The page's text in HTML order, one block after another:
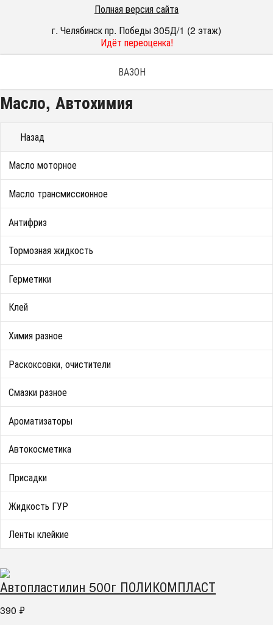
Полная версия сайта
г. Челябинск пр. Победы 305Д/1 (2 этаж)
Идёт переоценка!
ВАЗОН
Масло, Автохимия
Назад
Масло моторное
Масло трансмиссионное
Антифриз
Тормозная жидкость
Герметики
Клей
Химия разное
Раскоксовки, очистители
Смазки разное
Ароматизаторы
Автокосметика
Присадки
Жидкость ГУР
Ленты клейкие
Автопластилин 500г ПОЛИКОМПЛАСТ
390 ₽